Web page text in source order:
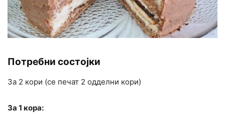
Потребни состојки
За 2 кори (се печат 2 одделни кори)
За 1 кора: